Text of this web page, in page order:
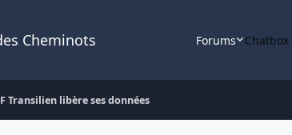
Cheminots Forums Chatbox
Transilien libère ses données